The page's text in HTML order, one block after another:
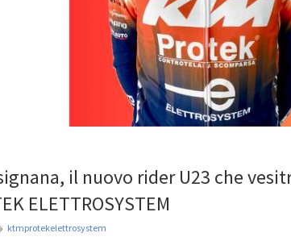
il nuovo rider U23 che
ELETTROSYSTEM
ktmprotekelettrosystem